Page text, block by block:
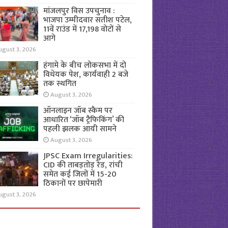
मांजलपुर विस उपचुनाव :
भाजपा उम्मीदवार सतीश पटेल,
11वें राउंड में 17,198 वोटों से
आगे
3, 2026
हंगामे के बीच लोकसभा में दो
विधेयक पेश, कार्यवाही 2 बजे
तक स्थगित
August 3, 2026
ऑनलाइन जॉब स्कैम पर
आधारित ‘जॉब ट्रैफिकिंग’ की
पहली झलक आयी सामने
August 3, 2026
JPSC Exam Irregularities:
CID की ताबड़तोड़ रेड, रांची
समेत कई जिलों में 15-20
ठिकानों पर छापेमारी
3, 2026